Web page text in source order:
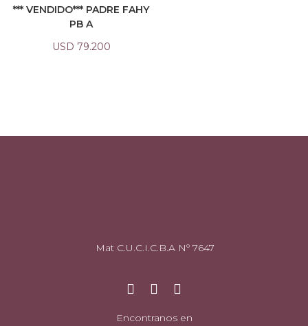
*** VENDIDO*** PADRE FAHY
PB A
USD 79.200
Mat C.U.C.I.C.B.A Nº 7647
Encontranos en